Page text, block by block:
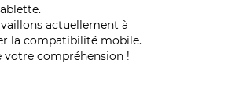
actuellement à
la compatibilité mobile.
votre compréhension !